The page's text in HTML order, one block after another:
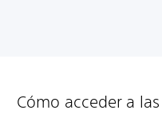
Cómo acceder a